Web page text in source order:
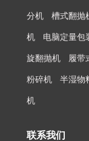
分机 槽式翻抛
机 电脑定量包
旋翻抛机 履带
粉碎机 半湿物
机
联系我们